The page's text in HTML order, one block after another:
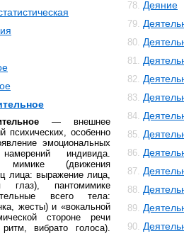
— внешнее
психических, особенно
эмоциональных
индивида.
(движения
лица: выражение лица,
глаз), пантомимике
всего тела:
жесты) и «вокальной
стороне речи
вибрато голоса).
78. Деяние
79.
80.
81.
82.
83.
84.
85.
86.
87.
88.
89.
90.